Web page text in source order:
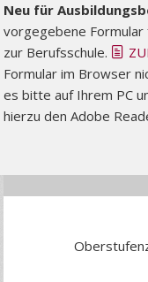
Neu für
vorgegebene Formular
zur Berufsschule.
Formular im Browser
es bitte auf Ihrem PC
hierzu den Adobe